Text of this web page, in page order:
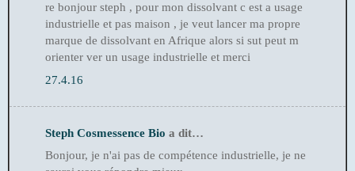
re bonjour steph , pour mon dissolvant c est a usage
industrielle et pas maison , je veut lancer ma propre
marque de dissolvant en Afrique alors si sut peut m
orienter ver un usage industrielle et merci
27.4.16
Steph Cosmessence Bio a dit…
Bonjour, je n'ai pas de compétence industrielle, je ne